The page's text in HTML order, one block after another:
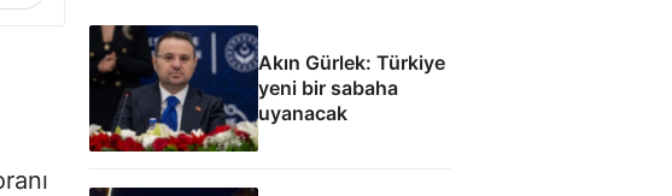
Akın Gürlek: Türkiye
yeni bir sabaha
uyanacak